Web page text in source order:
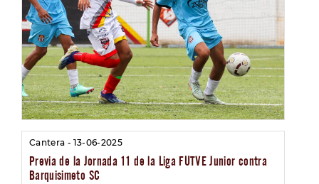
Cantera - 13-06-2025
Previa de la Jornada 11 de la Liga FUTVE Junior contra
Barquisimeto SC